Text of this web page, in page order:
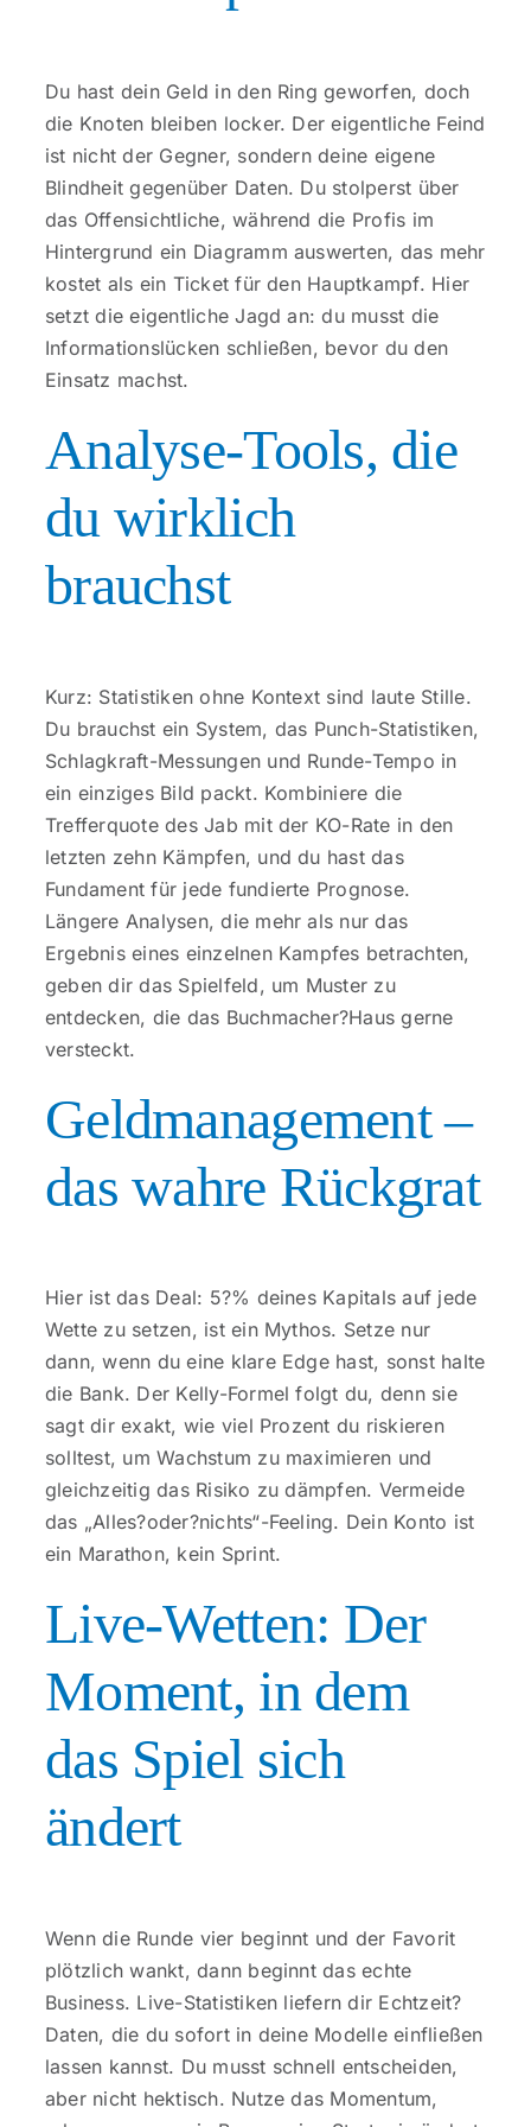
Du hast dein Geld in den Ring geworfen, doch
die Knoten bleiben locker. Der eigentliche Feind
ist nicht der Gegner, sondern deine eigene
Blindheit gegenüber Daten. Du stolperst über
das Offensichtliche, während die Profis im
Hintergrund ein Diagramm auswerten, das mehr
kostet als ein Ticket für den Hauptkampf. Hier
setzt die eigentliche Jagd an: du musst die
Informationslücken schließen, bevor du den
Einsatz machst.
Analyse-Tools, die
du wirklich
brauchst
Kurz: Statistiken ohne Kontext sind laute Stille.
Du brauchst ein System, das Punch-Statistiken,
Schlagkraft-Messungen und Runde-Tempo in
ein einziges Bild packt. Kombiniere die
Trefferquote des Jab mit der KO-Rate in den
letzten zehn Kämpfen, und du hast das
Fundament für jede fundierte Prognose.
Längere Analysen, die mehr als nur das
Ergebnis eines einzelnen Kampfes betrachten,
geben dir das Spielfeld, um Muster zu
entdecken, die das Buchmacher?Haus gerne
versteckt.
Geldmanagement –
das wahre Rückgrat
Hier ist das Deal: 5?% deines Kapitals auf jede
Wette zu setzen, ist ein Mythos. Setze nur
dann, wenn du eine klare Edge hast, sonst halte
die Bank. Der Kelly-Formel folgt du, denn sie
sagt dir exakt, wie viel Prozent du riskieren
solltest, um Wachstum zu maximieren und
gleichzeitig das Risiko zu dämpfen. Vermeide
das „Alles?oder?nichts“-Feeling. Dein Konto ist
ein Marathon, kein Sprint.
Live-Wetten: Der
Moment, in dem
das Spiel sich
ändert
Wenn die Runde vier beginnt und der Favorit
plötzlich wankt, dann beginnt das echte
Business. Live-Statistiken liefern dir Echtzeit?
Daten, die du sofort in deine Modelle einfließen
lassen kannst. Du musst schnell entscheiden,
aber nicht hektisch. Nutze das Momentum,